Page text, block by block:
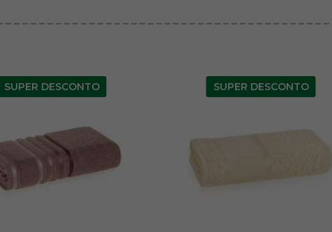
SUPER DESCONTO SUPER DESCONTO